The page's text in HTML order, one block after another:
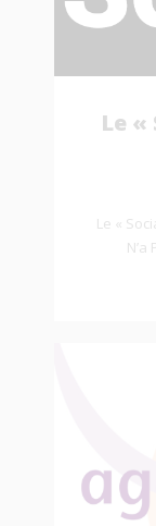
Le «
Le «